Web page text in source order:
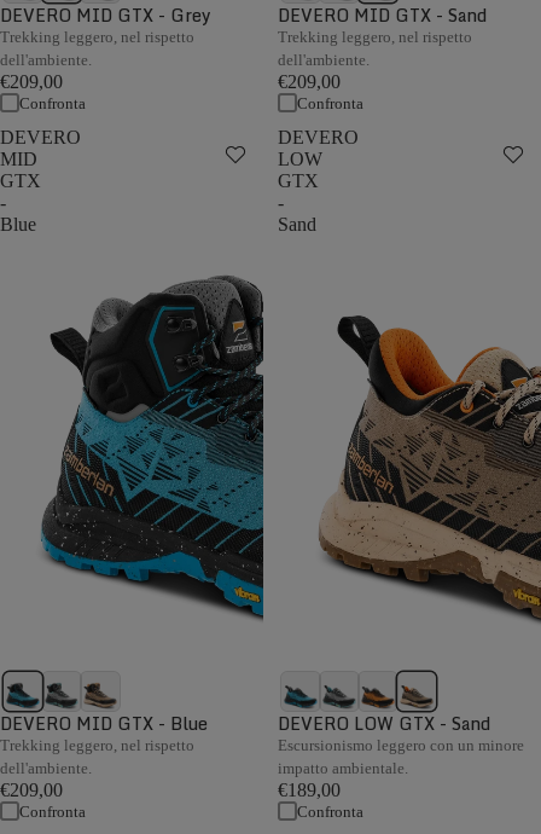
DEVERO MID GTX - Grey
Trekking leggero, nel rispetto
dell'ambiente.
€209,00
Confronta
DEVERO MID GTX - Sand
Trekking leggero, nel rispetto
dell'ambiente.
€209,00
Confronta
DEVERO
MID
GTX
-
Blue
DEVERO MID GTX - Blue
Trekking leggero, nel rispetto
dell'ambiente.
€209,00
Confronta
DEVERO
LOW
GTX
-
Sand
DEVERO LOW GTX - Sand
Escursionismo leggero con un minore
impatto ambientale.
€189,00
Confronta